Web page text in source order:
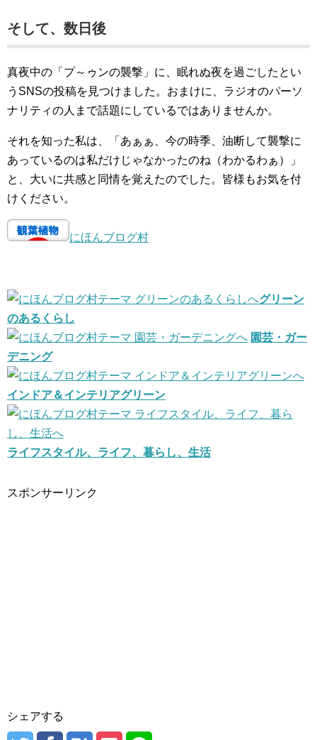
そして、数日後
真夜中の「プ～ゥンの襲撃」に、眠れぬ夜を過ごしたとい
うSNSの投稿を見つけました。おまけに、ラジオのパーソ
ナリティの人まで話題にしているではありませんか。
それを知った私は、「あぁぁ、今の時季、油断して襲撃に
あっているのは私だけじゃなかったのね（わかるわぁ）」
と、大いに共感と同情を覚えたのでした。皆様もお気を付
けください。
にほんブログ村
グリーン
のあるくらし
園芸・ガー
デニング
インドア＆インテリアグリーン
ライフスタイル、ライフ、暮らし、生活
スポンサーリンク
シェアする